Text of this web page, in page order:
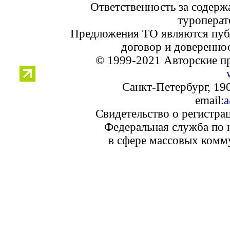
Ответственность за
Предложения ТО являются
договор и
© 1999-2021 Авторские
Санкт-Петербург,
email:
Свидетельство о
Федеральная служба по
в сфере массовых